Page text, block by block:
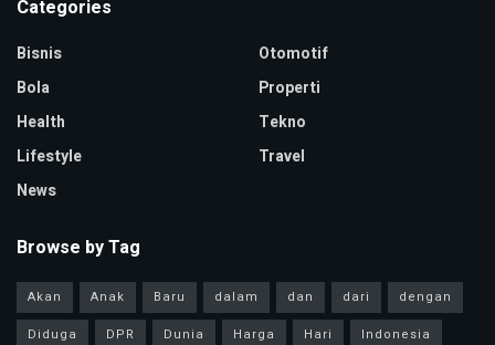
Categories
Bisnis
Bola
Health
Lifestyle
News
Otomotif
Properti
Tekno
Travel
Browse by Tag
Akan Anak Baru dalam dan dari
dengan
Diduga
DPR Dunia Harga Hari
Indonesia